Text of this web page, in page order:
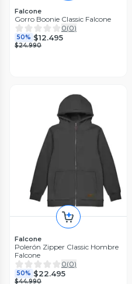
Falcone
Gorro Boonie Classic Falcone
0(0)
50% $12.495
$24.990
Falcone
Polerón Zipper Classic Hombre
Falcone
0(0)
50% $22.495
$44.990